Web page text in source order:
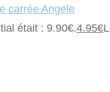
carrée Angele
était : 9.90€.4.95€